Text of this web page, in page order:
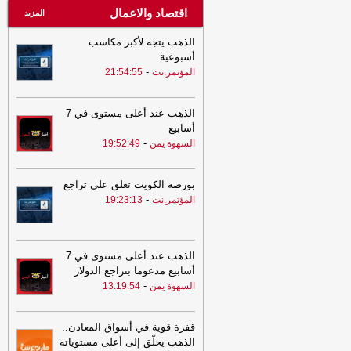
اقتصاد والاعمال المزيد
الذهب يتجه لأكبر مكاسب
أسبوعية
المؤتمر.نت -
21:54:55
الذهب عند أعلى مستوى في 7
أسابيع
السهوة يمن -
19:52:49
بورصة الكويت تغلق على تراجع
المؤتمر.نت -
19:23:13
الذهب عند أعلى مستوى في 7
أسابيع مدعوما بتراجع الدولار
السهوة يمن -
13:19:54
قفزة قوية في أسواق المعادن..
الذهب يحلّق إلى أعلى مستوياته